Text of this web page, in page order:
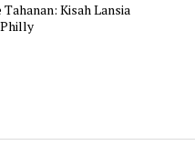
Tahanan: Kisah Lansia